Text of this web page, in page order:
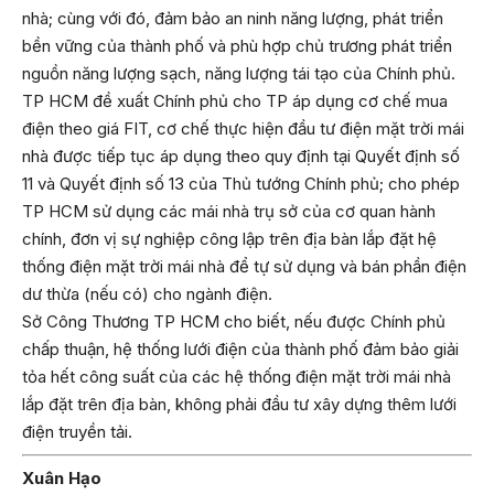
nhà; cùng với đó, đảm bảo an ninh năng lượng, phát triển
bền vững của thành phố và phù hợp chủ trương phát triển
nguồn năng lượng sạch, năng lượng tái tạo của Chính phủ.
TP HCM đề xuất Chính phủ cho TP áp dụng cơ chế mua
điện theo giá FIT, cơ chế thực hiện đầu tư điện mặt trời mái
nhà được tiếp tục áp dụng theo quy định tại Quyết định số
11 và Quyết định số 13 của Thủ tướng Chính phủ; cho phép
TP HCM sử dụng các mái nhà trụ sở của cơ quan hành
chính, đơn vị sự nghiệp công lập trên địa bàn lắp đặt hệ
thống điện mặt trời mái nhà để tự sử dụng và bán phần điện
dư thừa (nếu có) cho ngành điện.
Sở Công Thương TP HCM cho biết, nếu được Chính phủ
chấp thuận, hệ thống lưới điện của thành phố đảm bảo giải
tỏa hết công suất của các hệ thống điện mặt trời mái nhà
lắp đặt trên địa bàn, không phải đầu tư xây dựng thêm lưới
điện truyền tải.
Xuân Hạo